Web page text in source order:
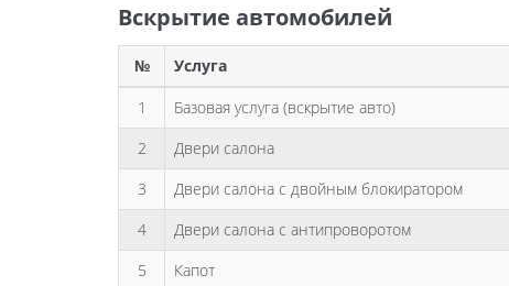
Вскрытие автомобилей
№ Услуга
1
Базовая услуга (вскрытие авто)
2
Двери салона
3
Двери салона с двойным блокиратором
4
Двери салона с антипроворотом
5
Капот